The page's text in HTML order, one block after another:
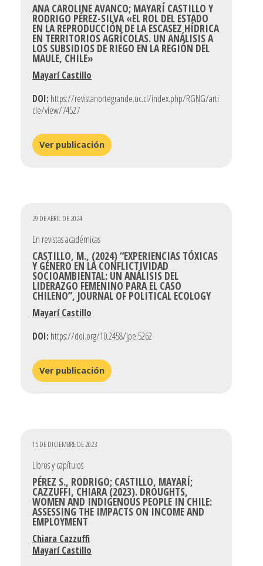
ANA CAROLINE AVANCO; MAYARÍ CASTILLO Y
RODRIGO PÉREZ-SILVA «EL ROL DEL ESTADO
EN LA REPRODUCCIÓN DE LA ESCASEZ HÍDRICA
EN TERRITORIOS AGRÍCOLAS. UN ANÁLISIS A
LOS SUBSIDIOS DE RIEGO EN LA REGIÓN DEL
MAULE, CHILE»
Mayarí Castillo
DOI: https://revistanortegrande.uc.cl/index.php/RGNG/arti
cle/view/74527
Ver publicación
29 DE ABRIL DE 2024
En revistas académicas
CASTILLO, M., (2024) “EXPERIENCIAS TÓXICAS
Y GÉNERO EN LA CONFLICTIVIDAD
SOCIOAMBIENTAL: UN ANÁLISIS DEL
LIDERAZGO FEMENINO PARA EL CASO
CHILENO”, JOURNAL OF POLITICAL ECOLOGY
Mayarí Castillo
DOI: https://doi.org/10.2458/jpe.5262
Ver publicación
15 DE DICIEMBRE DE 2023
Libros y capítulos
PÉREZ S., RODRIGO; CASTILLO, MAYARÍ;
CAZZUFFI, CHIARA (2023). DROUGHTS,
WOMEN AND INDIGENOUS PEOPLE IN CHILE:
ASSESSING THE IMPACTS ON INCOME AND
EMPLOYMENT
Chiara Cazzuffi
Mayarí Castillo